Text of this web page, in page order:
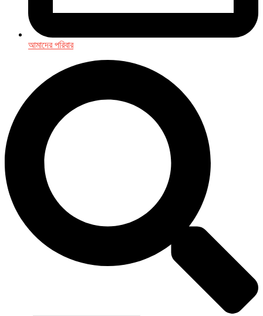
আমাদের পরিবার